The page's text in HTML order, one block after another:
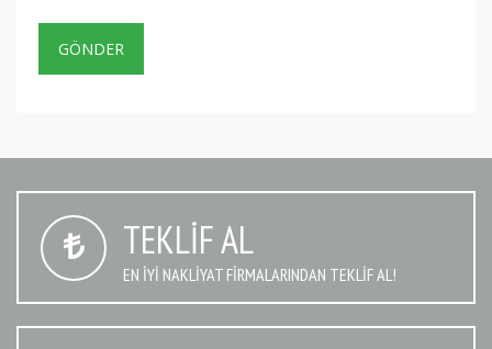
TEKLIF AL
EN IYI NAKLIYAT FIRMALARINDAN TEKLIF AL!